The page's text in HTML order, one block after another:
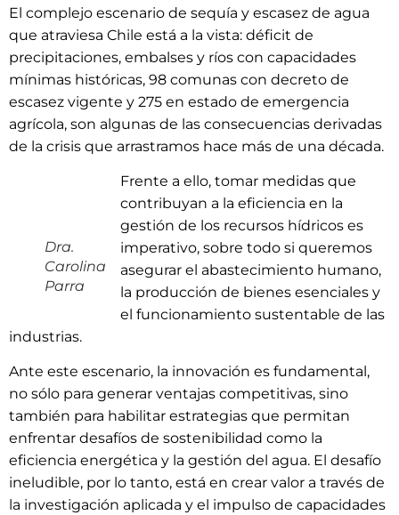
El complejo escenario de sequía y escasez de agua
que atraviesa Chile está a la vista: déficit de
precipitaciones, embalses y ríos con capacidades
mínimas históricas, 98 comunas con decreto de
escasez vigente y 275 en estado de emergencia
agrícola, son algunas de las consecuencias derivadas
de la crisis que arrastramos hace más de una década.
Dra.
Carolina
Parra
Frente a ello, tomar medidas que
contribuyan a la eficiencia en la
gestión de los recursos hídricos es
imperativo, sobre todo si queremos
asegurar el abastecimiento humano,
la producción de bienes esenciales y
el funcionamiento sustentable de las
industrias.
Ante este escenario, la innovación es fundamental,
no sólo para generar ventajas competitivas, sino
también para habilitar estrategias que permitan
enfrentar desafíos de sostenibilidad como la
eficiencia energética y la gestión del agua. El desafío
ineludible, por lo tanto, está en crear valor a través de
la investigación aplicada y el impulso de capacidades